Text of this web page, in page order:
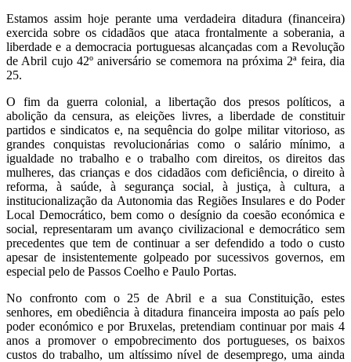
Estamos assim hoje perante uma verdadeira ditadura (financeira)
exercida sobre os cidadãos que ataca frontalmente a soberania, a
liberdade e a democracia portuguesas alcançadas com a Revolução
de Abril cujo 42º aniversário se comemora na próxima 2ª feira, dia
25.
O fim da guerra colonial, a libertação dos presos políticos, a
abolição da censura, as eleições livres, a liberdade de constituir
partidos e sindicatos e, na sequência do golpe militar vitorioso, as
grandes conquistas revolucionárias como o salário mínimo, a
igualdade no trabalho e o trabalho com direitos, os direitos das
mulheres, das crianças e dos cidadãos com deficiência, o direito à
reforma, à saúde, à segurança social, à justiça, à cultura, a
institucionalização da Autonomia das Regiões Insulares e do Poder
Local Democrático, bem como o desígnio da coesão económica e
social, representaram um avanço civilizacional e democrático sem
precedentes que tem de continuar a ser defendido a todo o custo
apesar de insistentemente golpeado por sucessivos governos, em
especial pelo de Passos Coelho e Paulo Portas.
No confronto com o 25 de Abril e a sua Constituição, estes
senhores, em obediência à ditadura financeira imposta ao país pelo
poder económico e por Bruxelas, pretendiam continuar por mais 4
anos a promover o empobrecimento dos portugueses, os baixos
custos do trabalho, um altíssimo nível de desemprego, uma ainda